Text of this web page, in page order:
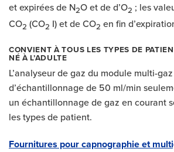
et expirées de N2O et de d’O2 ; les
CO2 (CO2 I) et de CO2 en fin
CONVIENT À TOUS LES TYPES DE
NÉ À L’ADULTE
L’analyseur de gaz du module multi-
d’échantillonnage de 50 ml/min
un échantillonnage de gaz en courant
les types de patient.
Fournitures pour capnographie et